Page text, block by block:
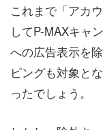
これまで「アカ
してP-MAXキャ
への広告表示を
ピングも対象と
ったでしょう。